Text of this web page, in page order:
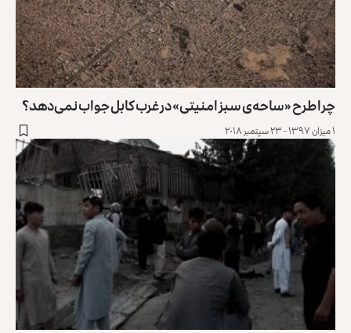
چرا طرح «ساحه‌ی سبز امنیتی» در غرب کابل جواب نمی‌دهد؟
۱ میزان ۱۳۹۷ - ۲۳ سپتمبر ۲۰۱۸